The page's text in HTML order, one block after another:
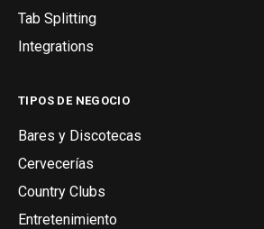
Tab Splitting
Integrations
TIPOS DE NEGOCIO
Bares y Discotecas
Cervecerías
Country Clubs
Entretenimiento